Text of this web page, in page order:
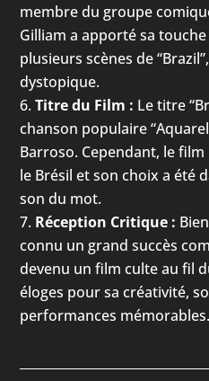
membre du groupe
Gilliam a apporté sa
plusieurs scènes de
dystopique.
Titre du Film : Le titre
chanson populaire
Barroso. Cependant, le film
le Brésil et son choix a été
son du mot.
Réception Critique :
connu un grand succès
devenu un film culte au fil
éloges pour sa créativité,
performances mémorables.